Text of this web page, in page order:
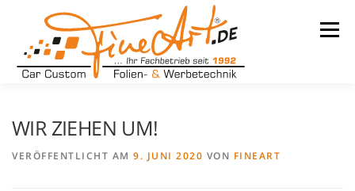
Menü
WIR ZIEHEN UM!
VERÖFFENTLICHT AM 9. JUNI 2020 VON FINEART